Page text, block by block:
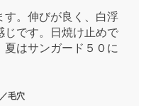
す。伸びが良く、白浮
じです。日焼け止めで
はサンガード５０に
毛穴